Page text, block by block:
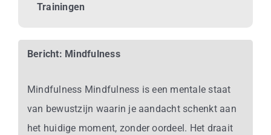
Trainingen
Bericht: Mindfulness
Mindfulness Mindfulness is een mentale staat
van bewustzijn waarin je aandacht schenkt aan
het huidige moment, zonder oordeel. Het draait